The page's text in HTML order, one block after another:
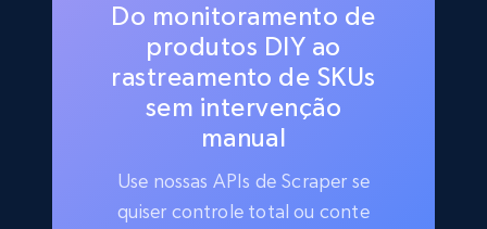
Do monitoramento de
produtos DIY ao
rastreamento de SKUs
sem intervenção
manual
Use nossas APIs de Scraper se
quiser controle total ou conte